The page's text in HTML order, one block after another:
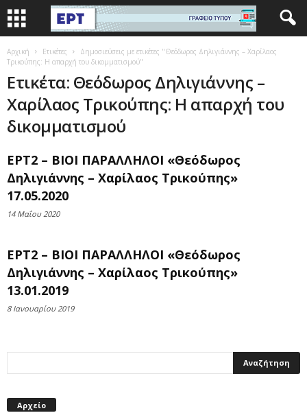
Αρχική Ετικέτες
Δημοσιεύσεις με ετικέτες "Θεόδωρος Δηλιγιάννης – Χαρίλαος
Τρικούπης: Η απαρχή του δικομματισμού"
Ετικέτα: Θεόδωρος Δηλιγιάννης –
Χαρίλαος Τρικούπης: Η απαρχή του
δικομματισμού
ΕΡΤ2 – ΒΙΟΙ ΠΑΡΑΛΛΗΛΟΙ «Θεόδωρος
Δηλιγιάννης – Χαρίλαος Τρικούπης»
17.05.2020
14 Μαΐου 2020
ΕΡΤ2 – ΒΙΟΙ ΠΑΡΑΛΛΗΛΟΙ «Θεόδωρος
Δηλιγιάννης – Χαρίλαος Τρικούπης»
13.01.2019
8 Ιανουαρίου 2019
Αρχείο